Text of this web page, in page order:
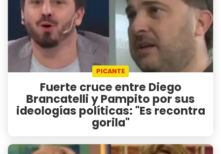
PICANTE
Fuerte cruce entre Diego
Brancatelli y Pampito por sus
ideologías políticas: "Es recontra
gorila"